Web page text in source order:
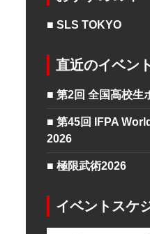
■ SLS TOKYO
直近のイベント
■ 第2回 全国高校生
■ 第45回 IFPA
2026
■ 極限武術2026
イベントスケ